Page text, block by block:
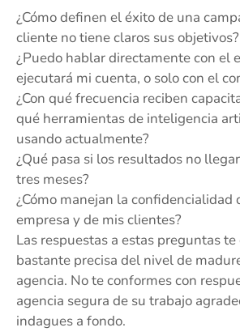
¿Cómo definen el éxito de una
cliente no tiene claros sus objetivos?
¿Puedo hablar directamente con el
ejecutará mi cuenta, o solo con el
¿Con qué frecuencia reciben
qué herramientas de inteligencia
usando actualmente?
¿Qué pasa si los resultados no
tres meses?
¿Cómo manejan la confidencialidad
empresa y de mis clientes?
Las respuestas a estas preguntas
bastante precisa del nivel de
agencia. No te conformes con
agencia segura de su trabajo
indagues a fondo.